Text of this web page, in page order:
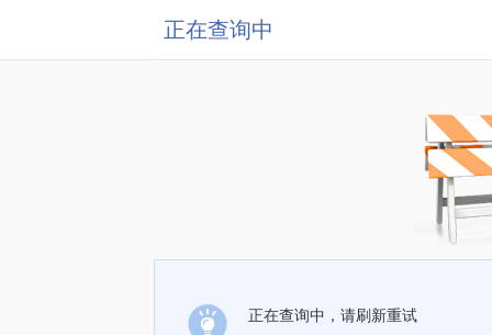
正在查询中
正在查询中，请刷新重试